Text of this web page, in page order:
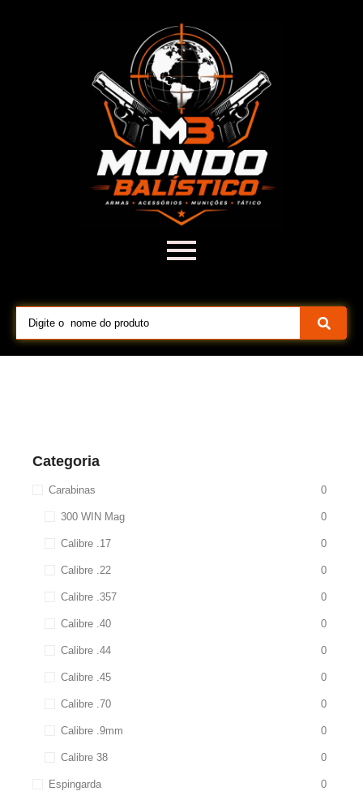
Categoria
Carabinas 0
300 WIN Mag 0
Calibre .17 0
Calibre .22 0
Calibre .357 0
Calibre .40 0
Calibre .44 0
Calibre .45 0
Calibre .70 0
Calibre .9mm 0
Calibre 38 0
Espingarda 0